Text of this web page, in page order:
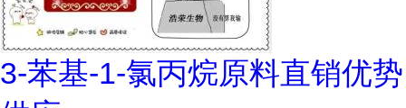
3-苯基-1-氯丙烷原料直销优势